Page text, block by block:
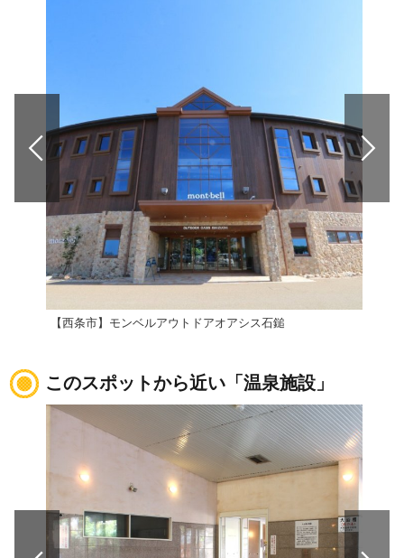
【西条市】モンベルアウトドアオアシス石鎚
このスポットから近い「温泉施設」